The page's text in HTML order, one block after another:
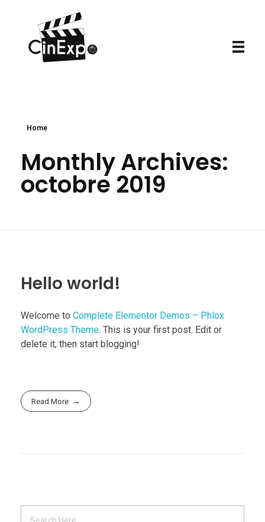
Home
Monthly Archives:
octobre 2019
Hello world!
Welcome to Complete Elementor Demos – Phlox
WordPress Theme. This is your first post. Edit or
delete it, then start blogging!
Read More